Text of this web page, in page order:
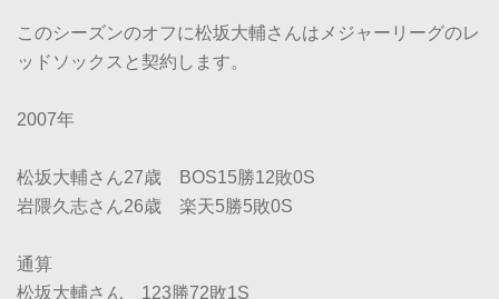
このシーズンのオフに松坂大輔さんはメジャーリーグのレ
ッドソックスと契約します。
2007年
松坂大輔さん27歳 BOS15勝12敗0S
岩隈久志さん26歳 楽天5勝5敗0S
通算
松坂大輔さん 123勝72敗1S